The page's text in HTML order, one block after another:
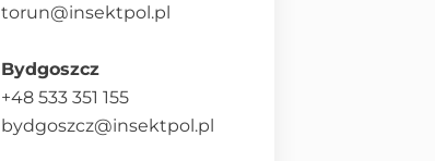
torun@insektpol.pl
Bydgoszcz
+48 533 351 155
bydgoszcz@insektpol.pl